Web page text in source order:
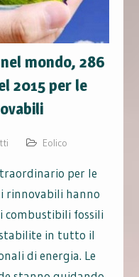
mondo, 286
2015 per le
Eolico
per le
rinnovabili hanno
combustibili fossili
in tutto il
di energia. Le